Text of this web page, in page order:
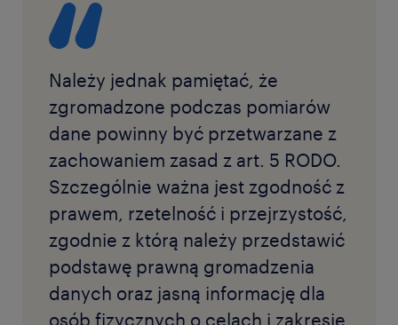
Należy jednak pamiętać, że
zgromadzone podczas pomiarów
dane powinny być przetwarzane z
zachowaniem zasad z art. 5 RODO.
Szczególnie ważna jest zgodność z
prawem, rzetelność i przejrzystość,
zgodnie z którą należy przedstawić
podstawę prawną gromadzenia
danych oraz jasną informację dla
osób fizycznych o celach i zakresie